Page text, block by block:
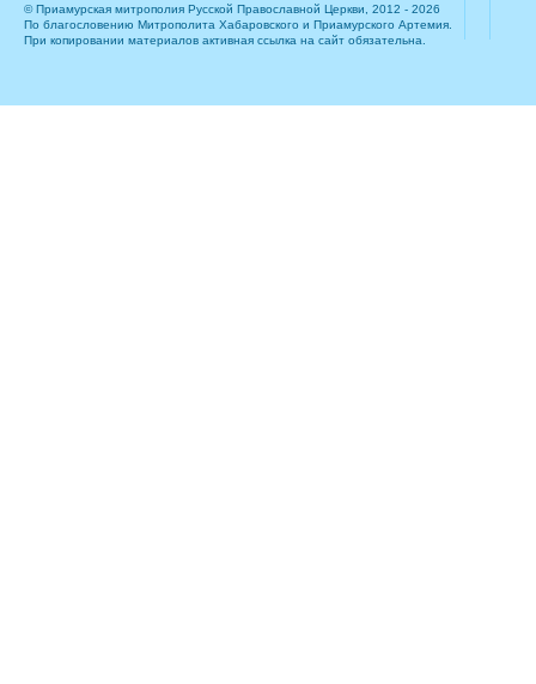
© Приамурская митрополия Русской Православной Церкви, 2012 - 2026
По благословению Митрополита Хабаровского и Приамурского Артемия.
При копировании материалов активная ссылка на сайт обязательна.